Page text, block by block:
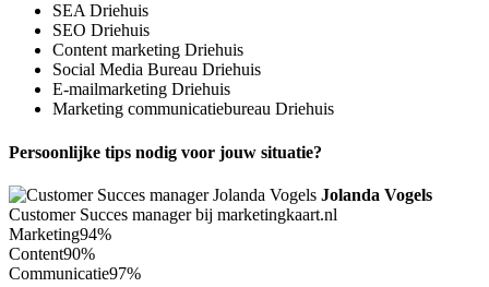
SEA Driehuis
SEO Driehuis
Content marketing Driehuis
Social Media Bureau Driehuis
E-mailmarketing Driehuis
Marketing communicatiebureau Driehuis
Persoonlijke tips nodig voor jouw situatie?
Jolanda Vogels
Customer Succes manager bij marketingkaart.nl
Marketing94%
Content90%
Communicatie97%